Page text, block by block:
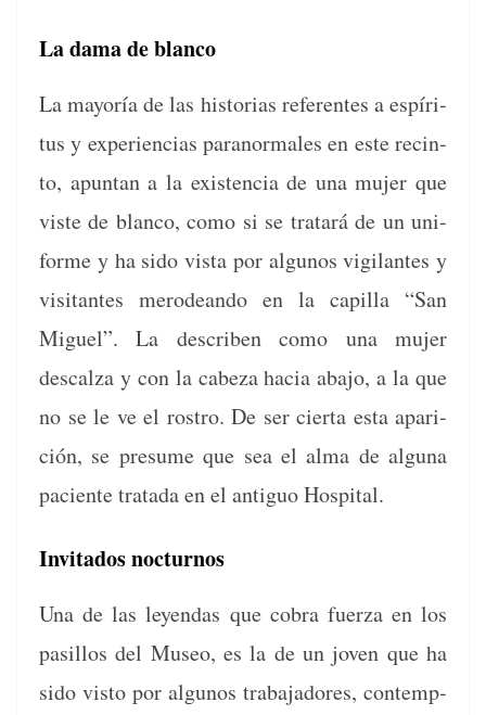
La dama de blanco
La may­oría de las his­to­rias ref­er­entes a espíri­
tus y expe­ri­en­cias para­nor­males en este recin­
to, apun­tan a la exis­ten­cia de una mujer que
viste de blan­co, como si se tratará de un uni­
forme y ha sido vista por algunos vig­i­lantes y
vis­i­tantes merode­an­do en la capil­la “San
Miguel”. La describen como una mujer
descalza y con la cabeza hacia aba­jo, a la que
no se le ve el ros­tro. De ser cier­ta esta apari­
ción, se pre­sume que sea el alma de algu­na
paciente trata­da en el antiguo Hospital.
Invitados nocturnos
Una de las leyen­das que cobra fuerza en los
pasil­los del Museo, es la de un joven que ha
sido vis­to por algunos tra­ba­jadores, con­tem­p­